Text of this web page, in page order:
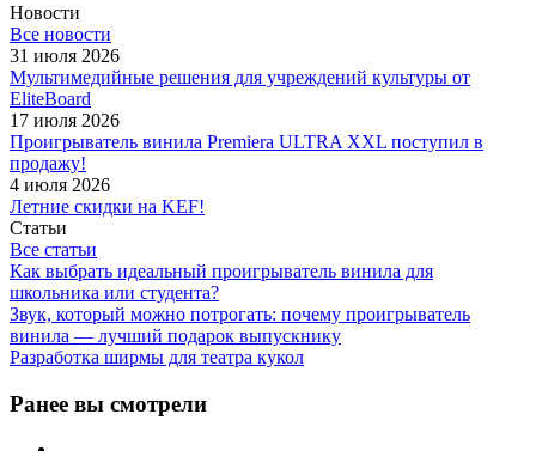
Новости
Все новости
31 июля 2026
Мультимедийные решения для учреждений культуры от
EliteBoard
17 июля 2026
Проигрыватель винила Premiera ULTRA XXL поступил в
продажу!
4 июля 2026
Летние скидки на KEF!
Статьи
Все статьи
Как выбрать идеальный проигрыватель винила для
школьника или студента?
Звук, который можно потрогать: почему проигрыватель
винила — лучший подарок выпускнику
Разработка ширмы для театра кукол
Ранее вы смотрели